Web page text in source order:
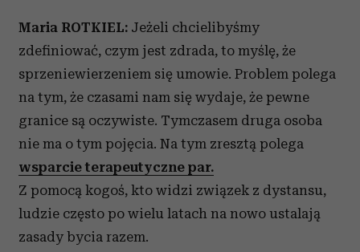
Maria ROTKIEL: Jeżeli chcielibyśmy
zdefiniować, czym jest zdrada, to myślę, że
sprzeniewierzeniem się umowie. Problem polega
na tym, że czasami nam się wydaje, że pewne
granice są oczywiste. Tymczasem druga osoba
nie ma o tym pojęcia. Na tym zresztą polega
wsparcie terapeutyczne par.
Z pomocą kogoś, kto widzi związek z dystansu,
ludzie często po wielu latach na nowo ustalają
zasady bycia razem.